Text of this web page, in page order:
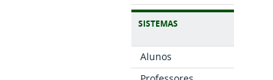
SISTEMAS
Alunos